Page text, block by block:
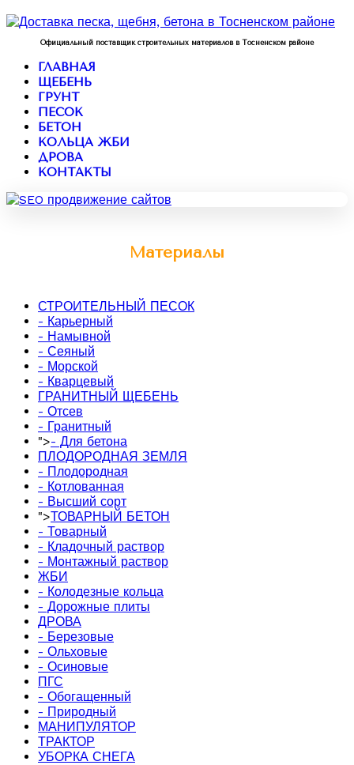
Официальный поставщик строительных материалов в Тосненском районе
ГЛАВНАЯ
ЩЕБЕНЬ
ГРУНТ
ПЕСОК
БЕТОН
КОЛЬЦА ЖБИ
ДРОВА
КОНТАКТЫ
Материалы
СТРОИТЕЛЬНЫЙ ПЕСОК
- Карьерный
- Намывной
- Сеяный
- Морской
- Кварцевый
ГРАНИТНЫЙ ЩЕБЕНЬ
- Отсев
- Гранитный
">- Для бетона
ПЛОДОРОДНАЯ ЗЕМЛЯ
- Плодородная
- Котлованная
- Высший сорт
">ТОВАРНЫЙ БЕТОН
- Товарный
- Кладочный раствор
- Монтажный раствор
ЖБИ
- Колодезные кольца
- Дорожные плиты
ДРОВА
- Березовые
- Ольховые
- Осиновые
ПГС
- Обогащенный
- Природный
МАНИПУЛЯТОР
ТРАКТОР
УБОРКА СНЕГА